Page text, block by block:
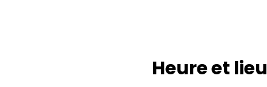
Heure et lieu